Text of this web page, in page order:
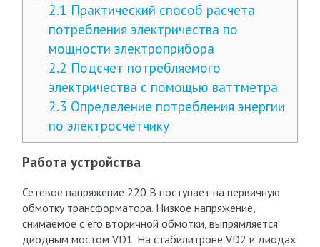
2.1 Практический способ расчета
потребления электричества по
мощности электроприбора
2.2 Подсчет потребляемого
электричества с помощью ваттметра
2.3 Определение потребления энергии
по электросчетчику
Работа устройства
Сетевое напряжение 220 В поступает на первичную
обмотку трансформатора. Низкое напряжение,
снимаемое с его вторичной обмотки, выпрямляется
диодным мостом VD1. На стабилитроне VD2 и диодах